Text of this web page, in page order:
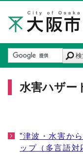
水害ハザー
”津波・水害か
ップ（多言語対